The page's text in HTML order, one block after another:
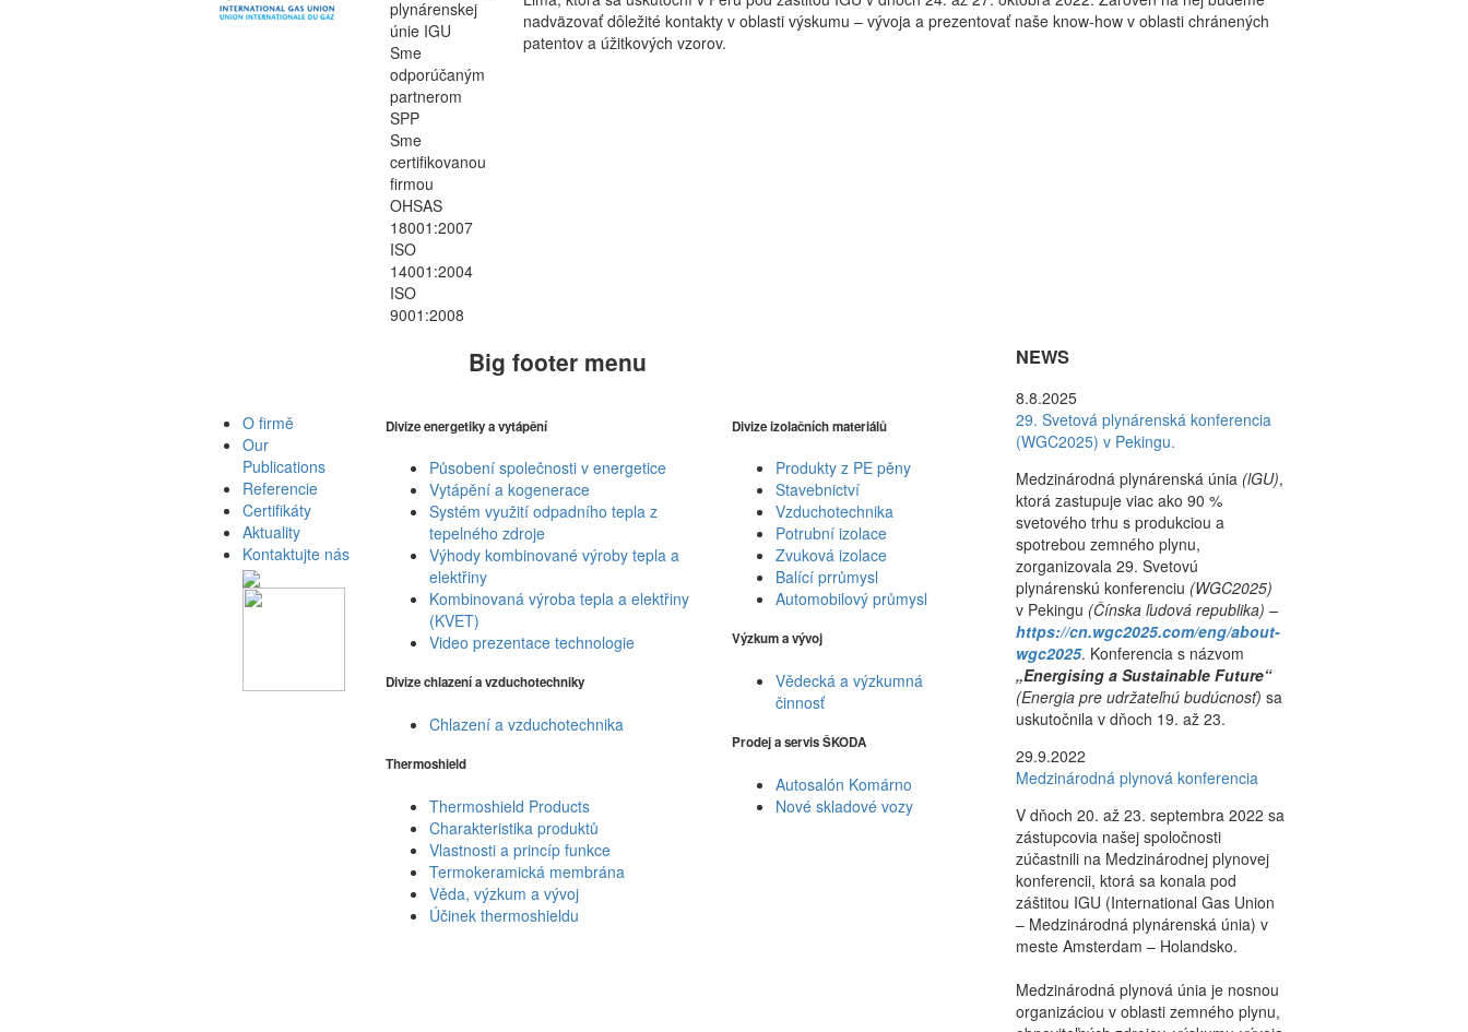
nadväzovať dôležité kontakty v oblasti výskumu – vývoja a prezentovať naše know-how v oblasti chránených
patentov a úžitkových vzorov.
plynárenskej
únie IGU
Sme
odporúčaným
partnerom
SPP
Sme
certifikovanou
firmou
OHSAS
18001:2007
ISO
14001:2004
ISO
9001:2008
NEWS
8.8.2025
29. Svetová plynárenská konferencia
(WGC2025) v Pekingu.
Medzinárodná plynárenská únia (lGU),
ktorá zastupuje viac ako 90 %
svetového trhu s produkciou a
spotrebou zemného plynu,
zorganizovala 29. Svetovú
plynárenskú konferenciu (WGC2025)
v Pekingu (Čínska ľudová republika) –
https://cn.wgc2025.com/eng/about-
wgc2025. Konferencia s názvom
„Energising a Sustainable Future“
(Energia pre udržateľnú budúcnosť) sa
uskutočnila v dňoch 19. až 23.
29.9.2022
Medzinárodná plynová konferencia
V dňoch 20. až 23. septembra 2022 sa
zástupcovia našej spoločnosti
zúčastnili na Medzinárodnej plynovej
konferencii, ktorá sa konala pod
záštitou IGU (International Gas Union
– Medzinárodná plynárenská únia) v
meste Amsterdam – Holandsko.
Medzinárodná plynová únia je nosnou
organizáciou v oblasti zemného plynu,
Big footer menu
O firmě
Our
Publications
Referencie
Certifikáty
Aktuality
Kontaktujte nás
Divize energetiky a vytápění
Působení společnosti v energetice
Vytápění a kogenerace
Systém využití odpadního tepla z
tepelného zdroje
Výhody kombinované výroby tepla a
elektřiny
Kombinovaná výroba tepla a elektřiny
(KVET)
Video prezentace technologie
Divize chlazení a vzduchotechniky
Chlazení a vzduchotechnika
Thermoshield
Thermoshield Products
Charakteristika produktů
Vlastnosti a princíp funkce
Termokeramická membrána
Věda, výzkum a vývoj
Účinek thermoshieldu
Divize izolačních materiálů
Produkty z PE pěny
Stavebnictví
Vzduchotechnika
Potrubní izolace
Zvuková izolace
Balící prrůmysl
Automobilový průmysl
Výzkum a vývoj
Vědecká a výzkumná
činnosť
Prodej a servis ŠKODA
Autosalón Komárno
Nové skladové vozy